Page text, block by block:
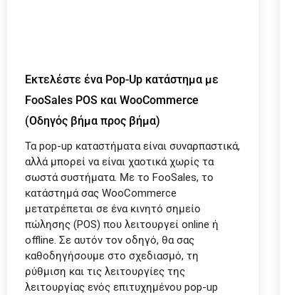
Εκτελέστε ένα Pop-Up κατάστημα με
FooSales POS και WooCommerce
(Οδηγός βήμα προς βήμα)
Τα pop-up καταστήματα είναι συναρπαστικά,
αλλά μπορεί να είναι χαοτικά χωρίς τα
σωστά συστήματα. Με το FooSales, το
κατάστημά σας WooCommerce
μετατρέπεται σε ένα κινητό σημείο
πώλησης (POS) που λειτουργεί online ή
offline. Σε αυτόν τον οδηγό, θα σας
καθοδηγήσουμε στο σχεδιασμό, τη
ρύθμιση και τις λειτουργίες της
λειτουργίας ενός επιτυχημένου pop-up